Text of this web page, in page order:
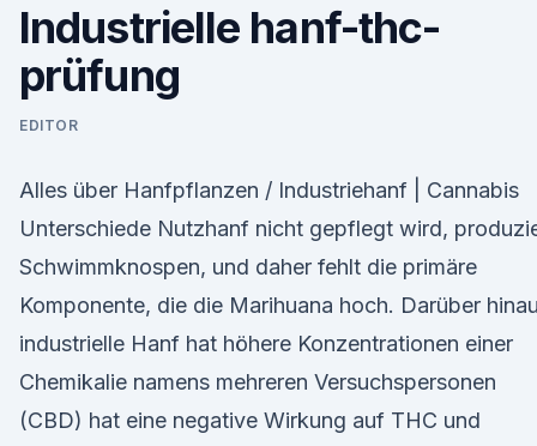
Industrielle hanf-thc-
prüfung
EDITOR
Alles über Hanfpflanzen / Industriehanf | Cannabis
Unterschiede Nutzhanf nicht gepflegt wird,
Schwimmknospen, und daher fehlt die primäre
Komponente, die die Marihuana hoch. Darüber
industrielle Hanf hat höhere Konzentrationen einer
Chemikalie namens mehreren Versuchspersonen
(CBD) hat eine negative Wirkung auf THC und